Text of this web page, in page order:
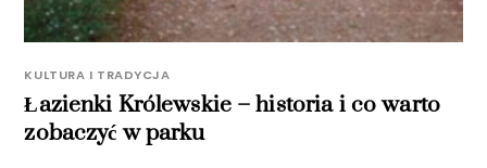
KULTURA I TRADYCJA
Łazienki Królewskie – historia i co warto
zobaczyć w parku